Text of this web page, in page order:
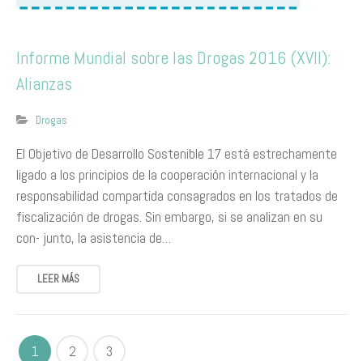
Informe Mundial sobre las Drogas 2016 (XVII):
Alianzas
Drogas
El Objetivo de Desarrollo Sostenible 17 está estrechamente
ligado a los principios de la cooperación internacional y la
responsabilidad compartida consagrados en los tratados de
fiscalización de drogas. Sin embargo, si se analizan en su
con- junto, la asistencia de…
LEER MÁS
1 2 3